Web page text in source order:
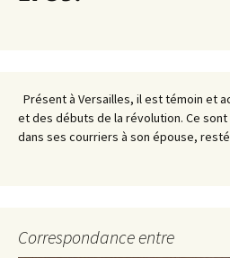
Présent à Versailles, il est témoin et
et des débuts de la révolution. Ce
dans ses courriers à son épouse,
Correspondance entre